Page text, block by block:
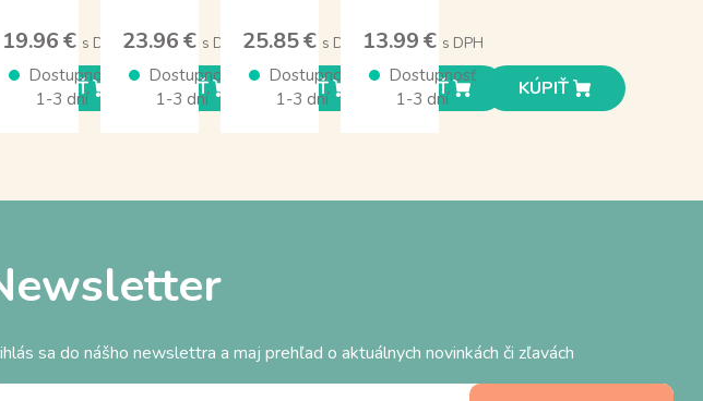
KÚPIŤ
19.96 € s DPH
Dostupnosť
1-3 dní
KÚPIŤ
23.96 € s DPH
Dostupnosť
1-3 dní
KÚPIŤ
25.85 € s DPH
Dostupnosť
1-3 dní
KÚPIŤ
13.99 € s DPH
Dostupnosť
1-3 dní
KÚPIŤ
sa do nášho newslettra a maj prehľad o aktuálnych novinkách či zľavách